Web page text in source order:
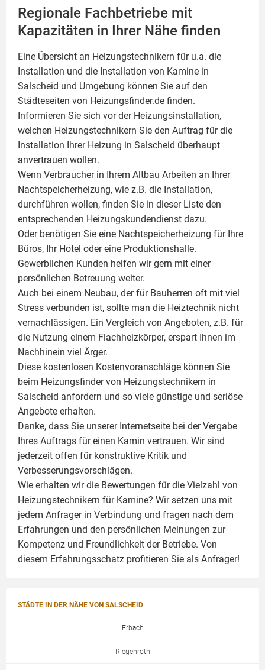
Regionale Fachbetriebe mit
Kapazitäten in Ihrer Nähe finden
Eine Übersicht an Heizungstechnikern für u.a. die
Installation und die Installation von Kamine in
Salscheid und Umgebung können Sie auf den
Städteseiten von Heizungsfinder.de finden.
Informieren Sie sich vor der Heizungsinstallation,
welchen Heizungstechnikern Sie den Auftrag für die
Installation Ihrer Heizung in Salscheid überhaupt
anvertrauen wollen.
Wenn Verbraucher in Ihrem Altbau Arbeiten an Ihrer
Nachtspeicherheizung, wie z.B. die Installation,
durchführen wollen, finden Sie in dieser Liste den
entsprechenden Heizungskundendienst dazu.
Oder benötigen Sie eine Nachtspeicherheizung für Ihre
Büros, Ihr Hotel oder eine Produktionshalle.
Gewerblichen Kunden helfen wir gern mit einer
persönlichen Betreuung weiter.
Auch bei einem Neubau, der für Bauherren oft mit viel
Stress verbunden ist, sollte man die Heiztechnik nicht
vernachlässigen. Ein Vergleich von Angeboten, z.B. für
die Nutzung einem Flachheizkörper, erspart Ihnen im
Nachhinein viel Ärger.
Diese kostenlosen Kostenvoranschläge können Sie
beim Heizungsfinder von Heizungstechnikern in
Salscheid anfordern und so viele günstige und seriöse
Angebote erhalten.
Danke, dass Sie unserer Internetseite bei der Vergabe
Ihres Auftrags für einen Kamin vertrauen. Wir sind
jederzeit offen für konstruktive Kritik und
Verbesserungsvorschlägen.
Wie erhalten wir die Bewertungen für die Vielzahl von
Heizungstechnikern für Kamine? Wir setzen uns mit
jedem Anfrager in Verbindung und fragen nach dem
Erfahrungen und den persönlichen Meinungen zur
Kompetenz und Freundlichkeit der Betriebe. Von
diesem Erfahrungsschatz profitieren Sie als Anfrager!
STÄDTE IN DER NÄHE VON SALSCHEID
Erbach
Riegenroth